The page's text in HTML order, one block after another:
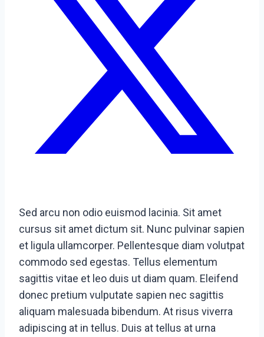
Sed arcu non odio euismod lacinia. Sit amet
cursus sit amet dictum sit. Nunc pulvinar sapien
et ligula ullamcorper. Pellentesque diam volutpat
commodo sed egestas. Tellus elementum
sagittis vitae et leo duis ut diam quam. Eleifend
donec pretium vulputate sapien nec sagittis
aliquam malesuada bibendum. At risus viverra
adipiscing at in tellus. Duis at tellus at urna